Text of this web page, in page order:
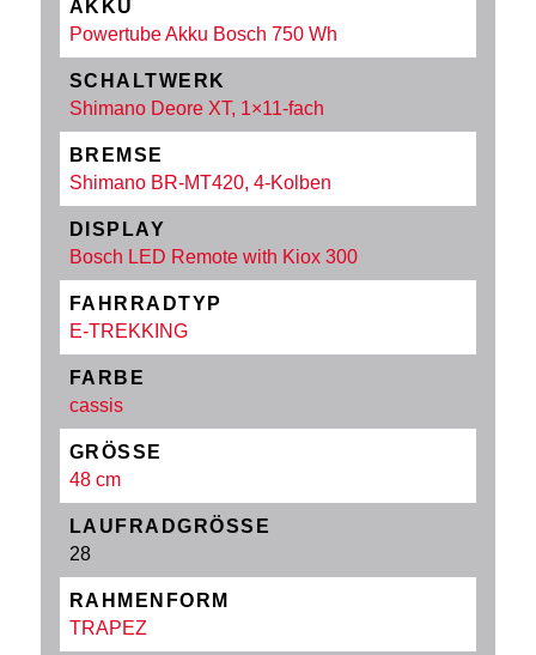
AKKU
Powertube Akku Bosch 750 Wh
SCHALTWERK
Shimano Deore XT, 1×11-fach
BREMSE
Shimano BR-MT420, 4-Kolben
DISPLAY
Bosch LED Remote with Kiox 300
FAHRRADTYP
E-TREKKING
FARBE
cassis
GRÖSSE
48 cm
LAUFRADGRÖSSE
28
RAHMENFORM
TRAPEZ